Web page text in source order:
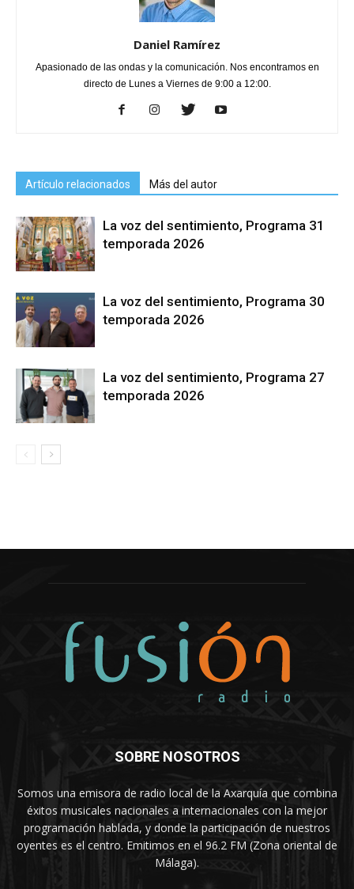
Daniel Ramírez
Apasionado de las ondas y la comunicación. Nos encontramos en
directo de Lunes a Viernes de 9:00 a 12:00.
Artículo relacionados Más del autor
La voz del sentimiento, Programa 31
temporada 2026
La voz del sentimiento, Programa 30
temporada 2026
La voz del sentimiento, Programa 27
temporada 2026
SOBRE NOSOTROS
Somos una emisora de radio local de la Axarquía que combina
éxitos musicales nacionales a internacionales con la mejor
programación hablada, y donde la participación de nuestros
oyentes es el centro. Emitimos en el 96.2 FM (Zona oriental de
Málaga).